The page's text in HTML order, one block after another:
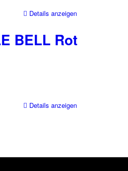
Details anzeigen
BELL Rot
Details anzeigen